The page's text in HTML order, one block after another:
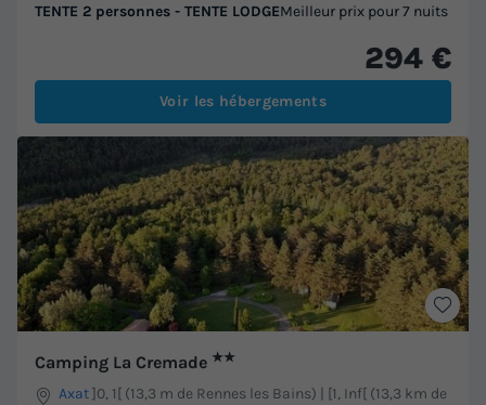
TENTE 2 personnes - TENTE LODGEMeilleur prix pour 7 nuits
294 €
Voir les hébergements
Camping La Cremade ★★
Axat]0, 1[ (13,3 m de Rennes les Bains) | [1, Inf[ (13,3 km de